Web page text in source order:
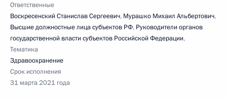
Ответственные
Воскресенский Станислав Сергеевич, Мурашко Михаил Альбертович,
Высшие должностные лица субъектов РФ, Руководители органов
государственной власти субъектов Российской Федерации,
Тематика
Здравоохранение
Срок исполнения
31 марта 2021 года